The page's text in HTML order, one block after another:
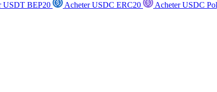
USDT BEP20 Acheter USDC ERC20
Acheter USDC